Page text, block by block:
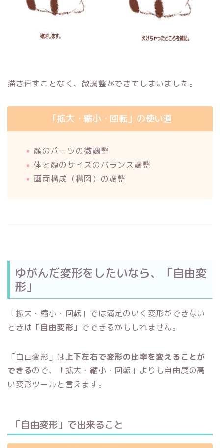
描き直すことなく、微調整ができてしまいました。
「拡大・縮小・回転」の使い道
顔のパーツの微調整
体と顔のサイズのバランス調整
画面構成（構図）の調整
ゆがんだ変形をしたいなら、「自由変
形」
「拡大・縮小・回転」では満足のいく変形ができない
ときは 「自由変形」 でできるかもしれません。
「自由変形」は上下左右で変形の比率を変えることが
できるので、「拡大・縮小・回転」よりも自由度の高
い変形ツールと言えます。
「自由変形」で出来ること